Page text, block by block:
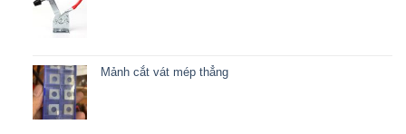
Mảnh cắt vát mép thẳng